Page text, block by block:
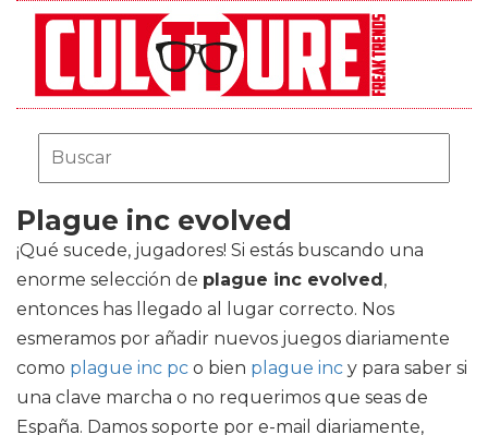
Plague inc evolved
¡Qué sucede, jugadores! Si estás buscando una
enorme selección de plague inc evolved,
entonces has llegado al lugar correcto. Nos
esmeramos por añadir nuevos juegos diariamente
como plague inc pc o bien plague inc y para saber si
una clave marcha o no requerimos que seas de
España. Damos soporte por e-mail diariamente,